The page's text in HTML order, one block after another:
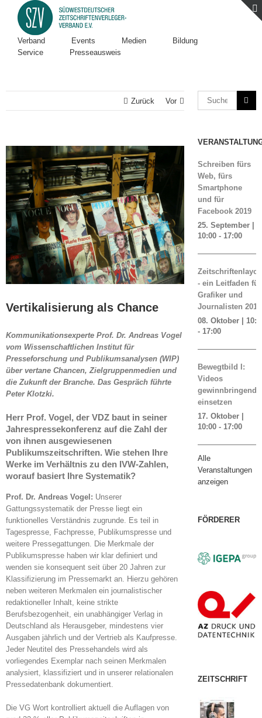
Verband Events Medien
Bildung
Service
Presseausweis
Zurück Vor
Zeige
grösseres
Bild
Vertikalisierung als Chance
Kommunikationsexperte Prof. Dr. Andreas Vogel
vom Wissenschaftlichen Institut für
Presseforschung und Publikumsanalysen (WIP)
über vertane Chancen, Zielgruppenmedien und
die Zukunft der Branche. Das Gespräch führte
Peter Klotzki.
Herr Prof. Vogel, der VDZ baut in seiner
Jahrespressekonferenz auf die Zahl der
von ihnen ausgewiesenen
Publikumszeitschriften. Wie stehen Ihre
Werke im Verhältnis zu den IVW-Zahlen,
worauf basiert Ihre Systematik?
Prof. Dr. Andreas Vogel: Unserer
Gattungssystematik der Presse liegt ein
funktionelles Verständnis zugrunde. Es teil in
Tagespresse, Fachpresse, Publikumspresse und
weitere Pressegattungen. Die Merkmale der
Publikumspresse haben wir klar definiert und
wenden sie konsequent seit über 20 Jahren zur
Klassifizierung im Pressemarkt an. Hierzu gehören
neben weiteren Merkmalen ein journalistischer
redaktioneller Inhalt, keine strikte
Berufsbezogenheit, ein unabhängiger Verlag in
Deutschland als Herausgeber, mindestens vier
Ausgaben jährlich und der Vertrieb als Kaufpresse.
Jeder Neutitel des Pressehandels wird als
vorliegendes Exemplar nach seinen Merkmalen
analysiert, klassifiziert und in unserer relationalen
Pressedatenbank dokumentiert.
Die VG Wort kontrolliert aktuell die Auflagen von
Schreiben fürs
Web, fürs
Smartphone
und für
Facebook 2019
25. September |
10:00- 17:00
- ein Leitfaden für
Grafiker und
Journalisten 2019
08. Oktober |
- 17:00
Bewegtbild I:
Videos
gewinnbringend
einsetzen
17. Oktober |
10:00- 17:00
Alle
Veranstaltungen
anzeigen
FÖRDERER
ZEITSCHRIFT